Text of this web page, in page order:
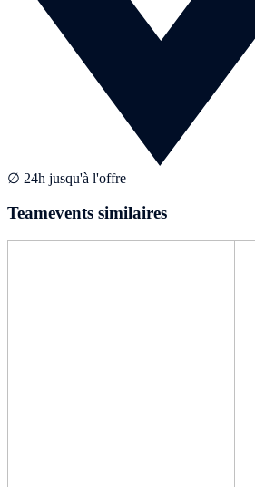
∅ 24h jusqu'à l'offre
Teamevents similaires